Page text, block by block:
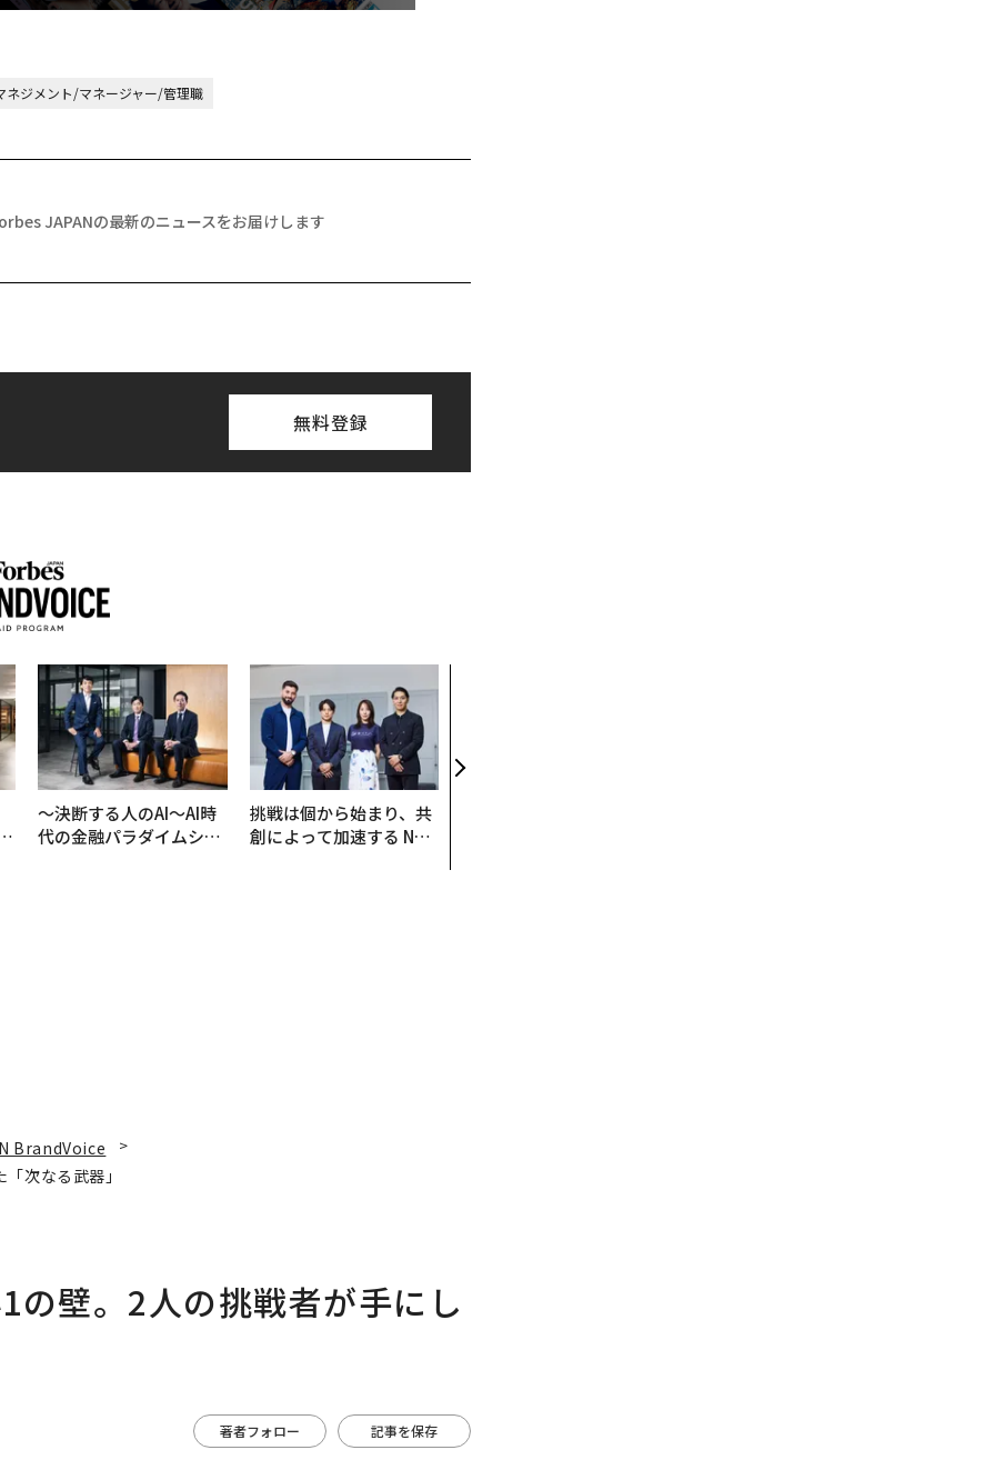
ネジメント/マネージャー/管理職
JAPANの最新のニュースをお届けします
無料登録
〜決断する人のAI〜AI時
代の金融パラダイムシフ
挑戦は個から始まり、共
創によって加速する NOR
る1日│CAREER SUMMI
BrandVoice
次なる武器」
の壁。2人の挑戦者が手にし
著者フォロー 記事を保存